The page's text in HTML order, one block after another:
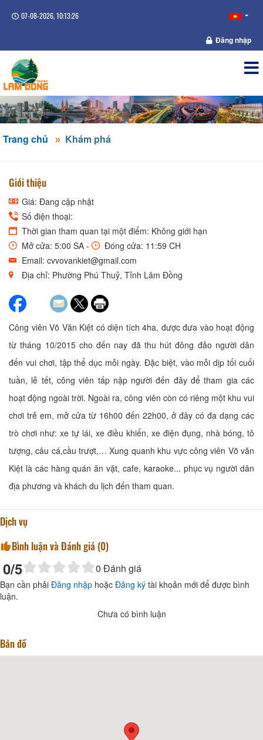
07-08-2026, 10:13:26
Đăng nhập
Trang chủ Khám phá
Giới thiệu
Giá: Đang cập nhật
Số điện thoại:
Thời gian tham quan tại một điểm: Không giới hạn
Mở cửa: 5:00 SA -
Đóng cửa: 11:59 CH
Email: cvvovankiet@gmail.com
Địa chỉ: Phường Phú Thuỷ, Tỉnh Lâm Đồng
Công viên Võ Văn Kiệt có diện tích 4ha, được đưa vào hoạt động
từ tháng 10/2015 cho đến nay đã thu hút đông đảo người dân
đến vui chơi, tập thể dục mỗi ngày. Đặc biệt, vào mỗi dịp tối cuối
tuần, lễ tết, công viên tấp nập người đến đây để tham gia các
hoạt động ngoài trời. Ngoài ra, công viên còn có riêng một khu vui
chơi trẻ em, mở cửa từ 16h00 đến 22h00, ở đây có đa dạng các
trò chơi như: xe tự lái, xe điều khiển, xe điện đụng, nhà bóng, tô
tượng, câu cá,cầu trượt,… Xung quanh khu vực công viên Võ văn
Kiệt là các hàng quán ăn vặt, cafe, karaoke... phục vụ người dân
địa phương và khách du lịch đến tham quan.
Dịch vụ
Bình luận và Đánh giá (0)
0/5 0 Đánh giá
Bạn cần phải Đăng nhập hoặc Đăng ký tài khoản mới để được bình
luận.
Chưa có bình luận
Bản đồ